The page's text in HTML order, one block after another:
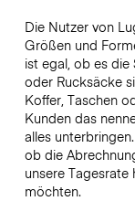
Die Nutzer von
Größen und
ist egal, ob es
oder Rucksäcke
Koffer, Taschen
Kunden das
alles
ob die
unsere
möchten.